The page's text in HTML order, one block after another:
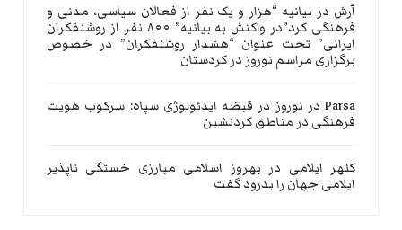
آرش در بیانیه “هزار و یک نفر از فعالان سیاسی، مدنی و
فرهنگی کرد”در واکنش به بیانیه” ۸۰۰ نفر از روشنفکران
ایرانی” تحت عنوان “هشدار روشنفکران” در خصوص
برگزاری مراسم نوروز در کردستان
Parsa در نوروز در قبضه ایدئولوژی سپاه: سرکوب هویت
فرهنگی در مناطق کردنشین
کلهر ایلامی در بهروز اسلامی مبارزی خستگی ناپذیر
ایلامی جهان را بدرود گفت